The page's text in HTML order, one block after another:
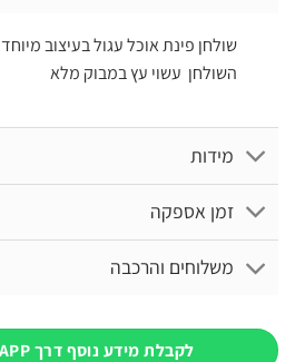
שולחן פינת אוכל עגול בעיצוב מיוחד
השולחן עשוי עץ במבוק מלא
מידות
זמן אספקה
משלוחים והרכבה
לקבלת מידע נוסף דרך WHATSAPP